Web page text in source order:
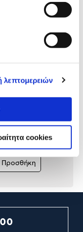
λεπτομερειών
cookies
Gaming
Nova Pro Omni
Προσθήκη